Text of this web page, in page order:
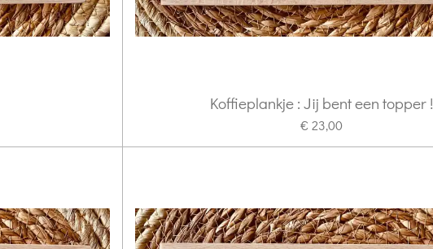
Koffieplankje : Jij bent een topper !
€ 23,00